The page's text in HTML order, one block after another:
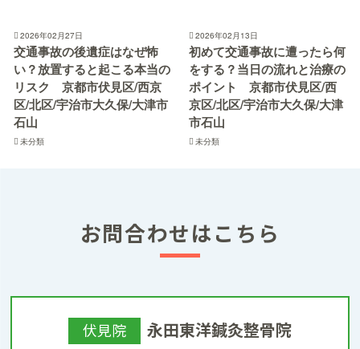
2026年02月27日
交通事故の後遺症はなぜ怖
い？放置すると起こる本当の
リスク 京都市伏見区/西京
区/北区/宇治市大久保/大津市
石山
未分類
2026年02月13日
初めて交通事故に遭ったら何
をする？当日の流れと治療の
ポイント 京都市伏見区/西
京区/北区/宇治市大久保/大津
市石山
未分類
お問合わせはこちら
伏見院 永田東洋鍼灸整骨院